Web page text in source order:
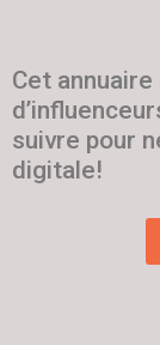
Cet
suivre pour
digitale!